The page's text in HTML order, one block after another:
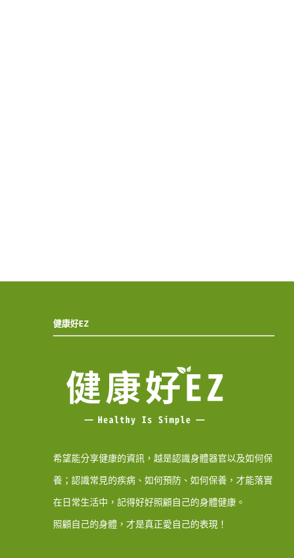
健康好EZ
希望能分享健康的資訊，越是認識身體器官以及如何保
養；認識常見的疾病、如何預防、如何保養，才能落實
在日常生活中，記得好好照顧自己的身體健康。
照顧自己的身體，才是真正愛自己的表現！